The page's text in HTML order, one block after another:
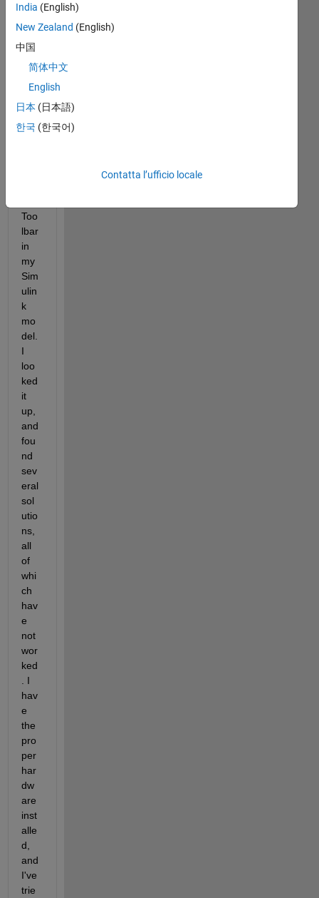
hav
no
ld
Mo
Too
lbar
in
my
Sim
ulin
k
mo
del.
I
loo
ked
it
up,
and
fou
nd
sev
eral
sol
utio
ns,
all
of
whi
ch
hav
e
not
wor
ked
. I
hav
e
the
pro
per
har
dw
are
inst
alle
d,
and
I've
trie
India (English)
New Zealand (English)
中国
简体中文
English
日本 (日本語)
한국 (한국어)
Contatta l’ufficio locale